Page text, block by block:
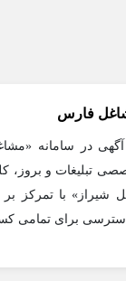
فارس
در سامانه
تبلیغات و بروز،
با تمرکز
دسترسی برای تمامی